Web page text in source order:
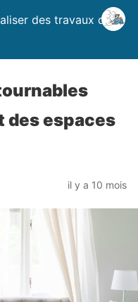
des travaux dans
des espaces
il y a 10 mois